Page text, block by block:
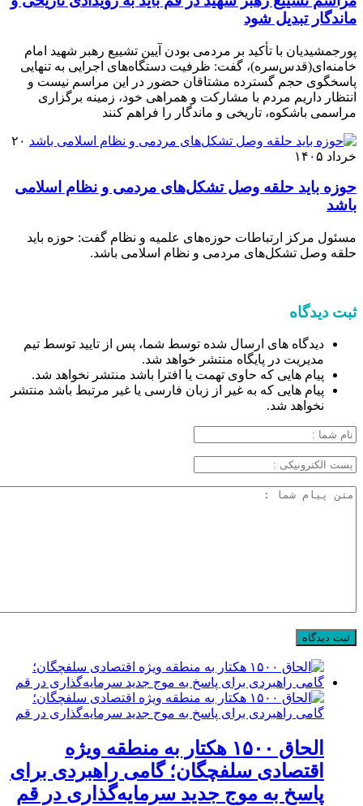
ماندگار تبدیل شود
پورجمشیدیان با تأکید بر مردمی بودن آیین تشییع رهبر شهید امام
خامنه‌ای(قدس‌سره)، گفت: ظرفیت دستگاه‌های اجرایی به تنهایی
پاسخگوی حجم گسترده مشتاقان حضور در این مراسم نیست و
انتظار داریم مردم با مشارکت و همراهی خود، زمینه برگزاری
مراسمی باشکوه، تاریخی و ماندگار را فراهم کنند
۲۰
خرداد ۱۴۰۵
حوزه باید حلقه وصل تشکل‌های مردمی و نظام اسلامی
باشد
مسئول مرکز ارتباطات حوزه‌های علمیه و نظام گفت: حوزه باید
حلقه وصل تشکل‌های مردمی و نظام اسلامی باشد.
ثبت دیدگاه
دیدگاه های ارسال شده توسط شما، پس از تایید توسط تیم
مدیریت در پایگاه منتشر خواهد شد.
پیام هایی که حاوی تهمت یا افترا باشد منتشر نخواهد شد.
پیام هایی که به غیر از زبان فارسی یا غیر مرتبط باشد منتشر
نخواهد شد.
الحاق ۱۵۰۰ هکتار به منطقه ویژه
اقتصادی سلفچگان؛ گامی راهبردی برای
پاسخ به موج جدید سرمایه‌گذاری در قم